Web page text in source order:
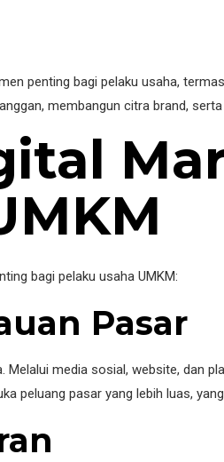
penting bagi pelaku usaha,
membangun citra brand,
bagi pelaku usaha UMKM:
Pasar
media sosial, website, dan
peluang pasar yang lebih luas,